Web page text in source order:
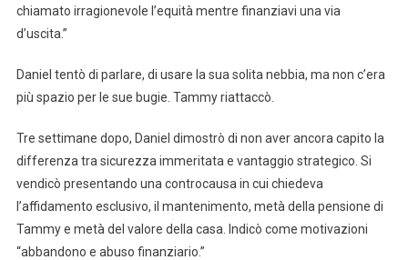
chiamato irragionevole l’equità mentre finanziavi una via
d’uscita.”
Daniel tentò di parlare, di usare la sua solita nebbia, ma non c’era
più spazio per le sue bugie. Tammy riattaccò.
Tre settimane dopo, Daniel dimostrò di non aver ancora capito la
differenza tra sicurezza immeritata e vantaggio strategico. Si
vendicò presentando una controcausa in cui chiedeva
l’affidamento esclusivo, il mantenimento, metà della pensione di
Tammy e metà del valore della casa. Indicò come motivazioni
“abbandono e abuso finanziario.”